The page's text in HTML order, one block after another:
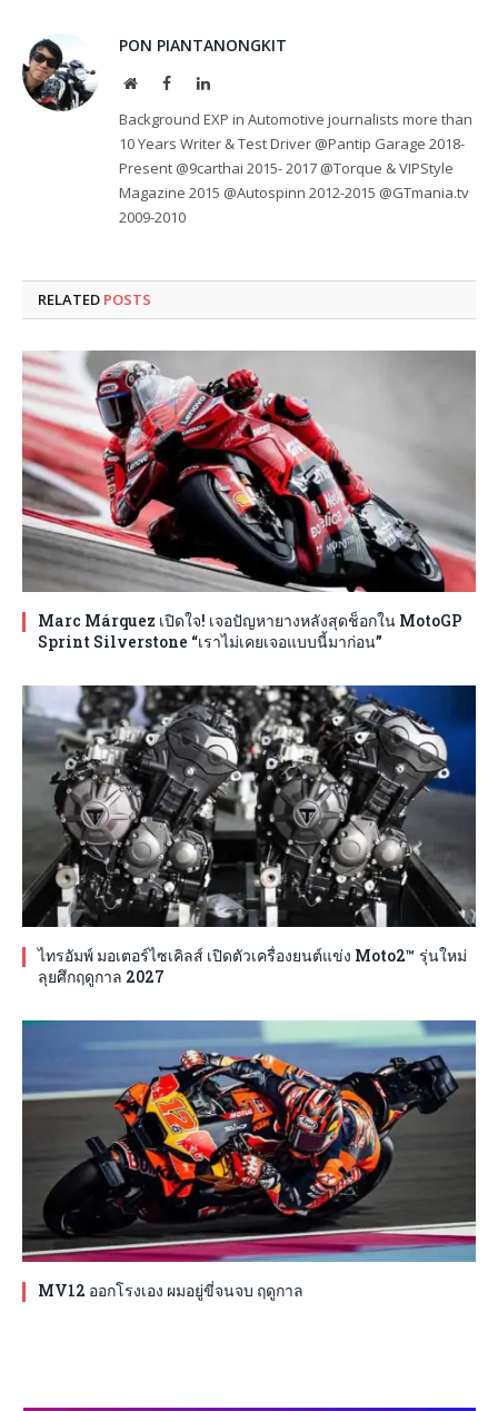
PON PIANTANONGKIT
WebsiteFacebookLinkedIn
Background EXP in Automotive journalists more than
10 Years Writer & Test Driver @Pantip Garage 2018-
Present @9carthai 2015- 2017 @Torque & VIPStyle
Magazine 2015 @Autospinn 2012-2015 @GTmania.tv
2009-2010
RELATED POSTS
Marc Márquez เปิดใจ! เจอปัญหายางหลังสุดช็อกใน MotoGP
Sprint Silverstone “เราไม่เคยเจอแบบนี้มาก่อน”
ไทรอัมพ์ มอเตอร์ไซเคิลส์ เปิดตัวเครื่องยนต์แข่ง Moto2™ รุ่นใหม่
ลุยศึกฤดูกาล 2027
MV12 ออกโรงเอง ผมอยู่ขี่จนจบ ฤดูกาล